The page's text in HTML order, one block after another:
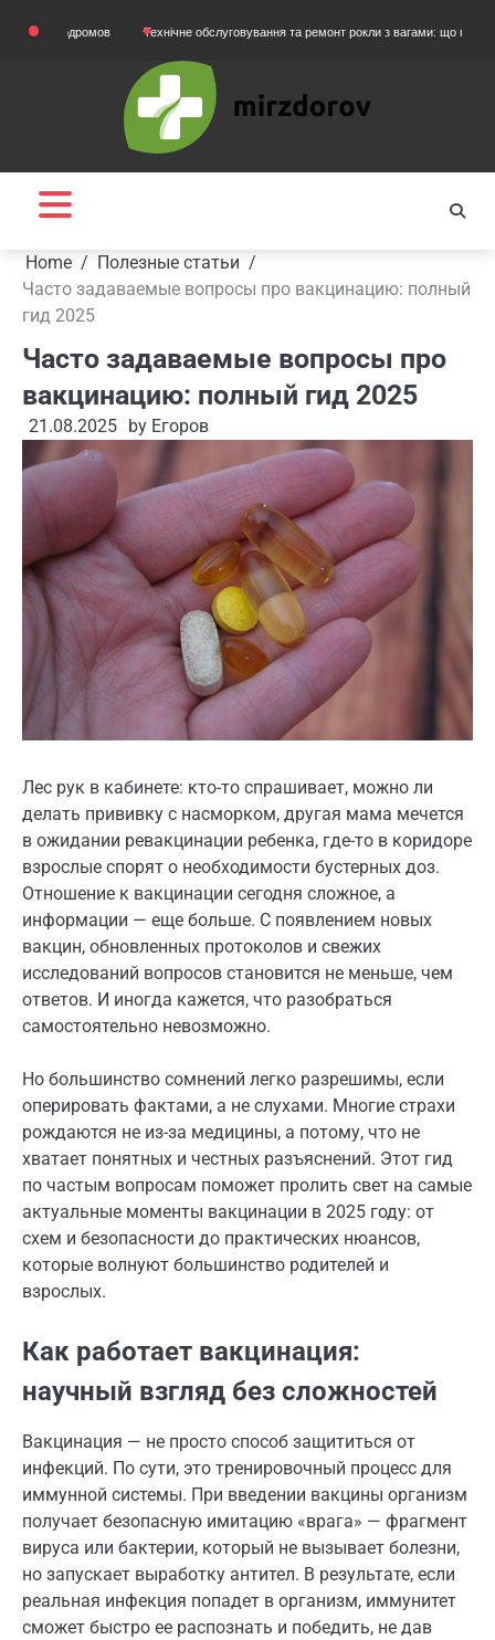
Технічне обслуговування та ремонт рокли з вагами: що потрібно знати
Home
Полезные статьи
Часто задаваемые вопросы про вакцинацию: полный
гид 2025
Часто задаваемые вопросы про
вакцинацию: полный гид 2025
21.08.2025 by Егоров
Лес рук в кабинете: кто-то спрашивает, можно ли
делать прививку с насморком, другая мама мечется
в ожидании ревакцинации ребенка, где-то в коридоре
взрослые спорят о необходимости бустерных доз.
Отношение к вакцинации сегодня сложное, а
информации — еще больше. С появлением новых
вакцин, обновленных протоколов и свежих
исследований вопросов становится не меньше, чем
ответов. И иногда кажется, что разобраться
самостоятельно невозможно.
Но большинство сомнений легко разрешимы, если
оперировать фактами, а не слухами. Многие страхи
рождаются не из-за медицины, а потому, что не
хватает понятных и честных разъяснений. Этот гид
по частым вопросам поможет пролить свет на самые
актуальные моменты вакцинации в 2025 году: от
схем и безопасности до практических нюансов,
которые волнуют большинство родителей и
взрослых.
Как работает вакцинация:
научный взгляд без сложностей
Вакцинация — не просто способ защититься от
инфекций. По сути, это тренировочный процесс для
иммунной системы. При введении вакцины организм
получает безопасную имитацию «врага» — фрагмент
вируса или бактерии, который не вызывает болезни,
но запускает выработку антител. В результате, если
реальная инфекция попадет в организм, иммунитет
сможет быстро ее распознать и победить, не дав